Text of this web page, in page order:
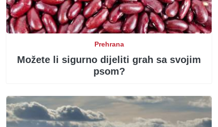
Prehrana
Možete li sigurno dijeliti grah sa svojim
psom?